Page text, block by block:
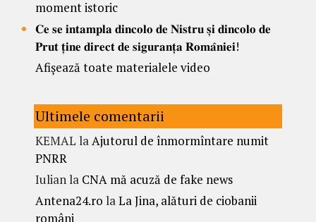
moment istoric
𝐂𝐞 𝐬𝐞 𝐢𝐧𝐭𝐚𝐦𝐩𝐥𝐚 𝐝𝐢𝐧𝐜𝐨𝐥𝐨 𝐝𝐞 𝐍𝐢𝐬𝐭𝐫𝐮 𝐬̦𝐢 𝐝𝐢𝐧𝐜𝐨𝐥𝐨 𝐝𝐞
𝐏𝐫𝐮𝐭 𝐭̦𝐢𝐧𝐞 𝐝𝐢𝐫𝐞𝐜𝐭 𝐝𝐞 𝐬𝐢𝐠𝐮𝐫𝐚𝐧𝐭̦𝐚 𝐑𝐨𝐦𝐚̂𝐧𝐢𝐞𝐢!
Afișează toate materialele video
Ultimele comentarii
KEMAL laAjutorul de înmormîntare numit
PNRR
Iulianla CNA mă acuză de fake news
Antena24.ro laLa Jina, alături de ciobanii
români